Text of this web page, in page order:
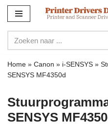
naar
de
inhoud
Home » Canon » i-SENSYS »
SENSYS MF4350d
SENSYS